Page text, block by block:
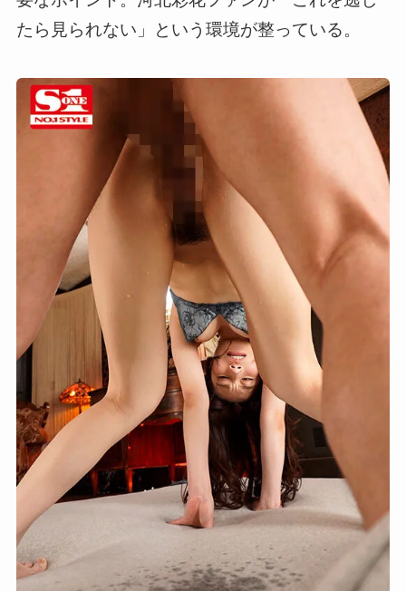
たら見られない」という環境が整っている。